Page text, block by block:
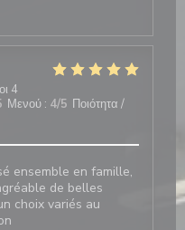
4
Μενού : 4/5 Ποιότητα /
ensemble en famille,
de belles
choix variés au